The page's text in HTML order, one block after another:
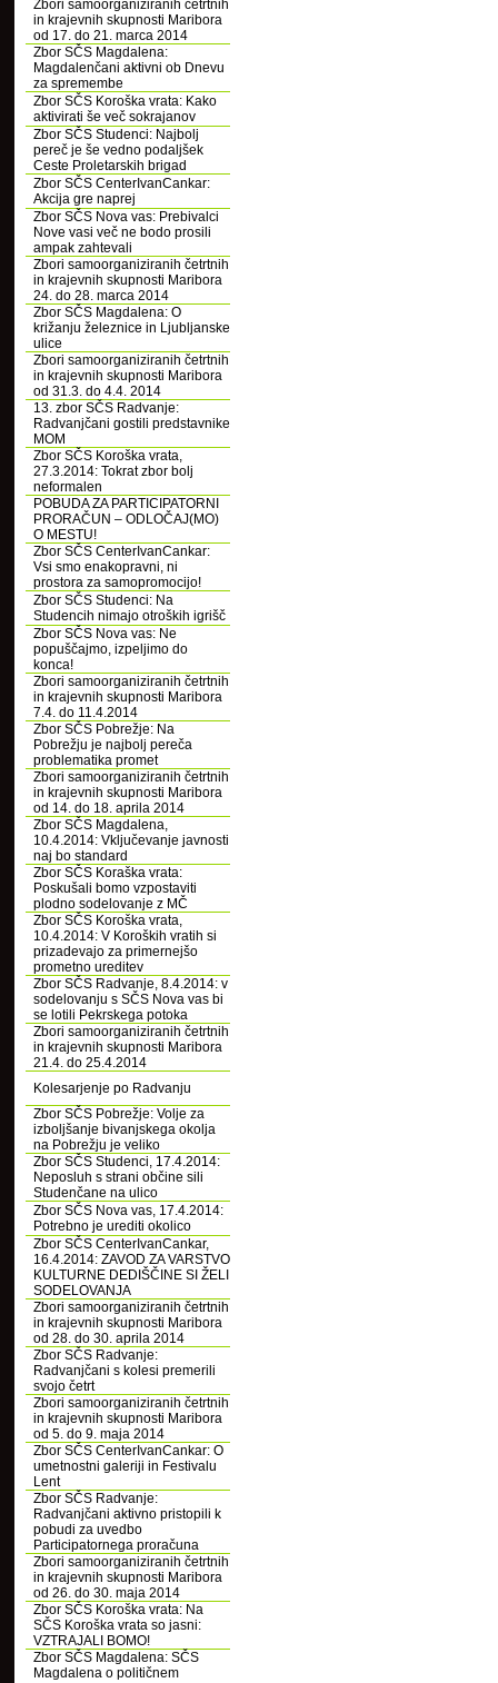
Zbori samoorganiziranih četrtnih
in krajevnih skupnosti Maribora
od 17. do 21. marca 2014
Zbor SČS Magdalena:
Magdalenčani aktivni ob Dnevu
za spremembe
Zbor SČS Koroška vrata: Kako
aktivirati še več sokrajanov
Zbor SČS Studenci: Najbolj
pereč je še vedno podaljšek
Ceste Proletarskih brigad
Zbor SČS CenterIvanCankar:
Akcija gre naprej
Zbor SČS Nova vas: Prebivalci
Nove vasi več ne bodo prosili
ampak zahtevali
Zbori samoorganiziranih četrtnih
in krajevnih skupnosti Maribora
24. do 28. marca 2014
Zbor SČS Magdalena: O
križanju železnice in Ljubljanske
ulice
Zbori samoorganiziranih četrtnih
in krajevnih skupnosti Maribora
od 31.3. do 4.4. 2014
13. zbor SČS Radvanje:
Radvanjčani gostili predstavnike
MOM
Zbor SČS Koroška vrata,
27.3.2014: Tokrat zbor bolj
neformalen
POBUDA ZA PARTICIPATORNI
PRORAČUN – ODLOČAJ(MO)
O MESTU!
Zbor SČS CenterIvanCankar:
Vsi smo enakopravni, ni
prostora za samopromocijo!
Zbor SČS Studenci: Na
Studencih nimajo otroških igrišč
Zbor SČS Nova vas: Ne
popuščajmo, izpeljimo do
konca!
Zbori samoorganiziranih četrtnih
in krajevnih skupnosti Maribora
7.4. do 11.4.2014
Zbor SČS Pobrežje: Na
Pobrežju je najbolj pereča
problematika promet
Zbori samoorganiziranih četrtnih
in krajevnih skupnosti Maribora
od 14. do 18. aprila 2014
Zbor SČS Magdalena,
10.4.2014: Vključevanje javnosti
naj bo standard
Zbor SČS Koraška vrata:
Poskušali bomo vzpostaviti
plodno sodelovanje z MČ
Zbor SČS Koroška vrata,
10.4.2014: V Koroških vratih si
prizadevajo za primernejšo
prometno ureditev
Zbor SČS Radvanje, 8.4.2014: v
sodelovanju s SČS Nova vas bi
se lotili Pekrskega potoka
Zbori samoorganiziranih četrtnih
in krajevnih skupnosti Maribora
21.4. do 25.4.2014
Kolesarjenje po Radvanju
Zbor SČS Pobrežje: Volje za
izboljšanje bivanjskega okolja
na Pobrežju je veliko
Zbor SČS Studenci, 17.4.2014:
Neposluh s strani občine sili
Studenčane na ulico
Zbor SČS Nova vas, 17.4.2014:
Potrebno je urediti okolico
Zbor SČS CenterIvanCankar,
16.4.2014: ZAVOD ZA VARSTVO
KULTURNE DEDIŠČINE SI ŽELI
SODELOVANJA
Zbori samoorganiziranih četrtnih
in krajevnih skupnosti Maribora
od 28. do 30. aprila 2014
Zbor SČS Radvanje:
Radvanjčani s kolesi premerili
svojo četrt
Zbori samoorganiziranih četrtnih
in krajevnih skupnosti Maribora
od 5. do 9. maja 2014
Zbor SČS CenterIvanCankar: O
umetnostni galeriji in Festivalu
Lent
Zbor SČS Radvanje:
Radvanjčani aktivno pristopili k
pobudi za uvedbo
Participatornega proračuna
Zbori samoorganiziranih četrtnih
in krajevnih skupnosti Maribora
od 26. do 30. maja 2014
Zbor SČS Koroška vrata: Na
SČS Koroška vrata so jasni:
VZTRAJALI BOMO!
Zbor SČS Magdalena: SČS
Magdalena o političnem